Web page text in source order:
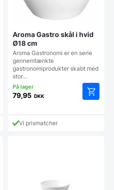
Aroma Gastro skål i hvid
Ø18 cm
Aroma Gastronomi er en serie
gennemtænkte
gastronomiprodukter skabt med
stor…
79,95 DKK
Vi prismatcher